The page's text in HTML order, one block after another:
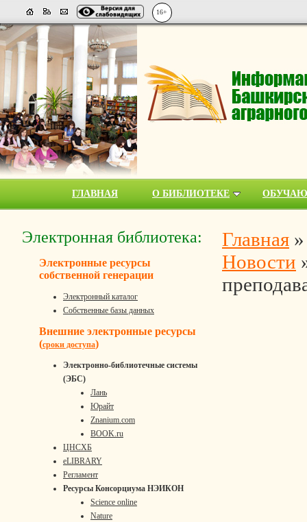
16+
ГЛАВНАЯ О БИБЛИОТЕКЕ
Электронная библиотека:
Электронные ресурсы
собственной генерации
Электронный каталог
Собственные базы данных
Внешние электронные ресурсы
(сроки доступа)
Электронно-библиотечные системы
(ЭБС)
Лань
Юрайт
Znanium.com
BOOK.ru
ЦНСХБ
eLIBRARY
Регламент
Ресурсы Консорциума НЭИКОН
Science online
Nature
Главная
Новости